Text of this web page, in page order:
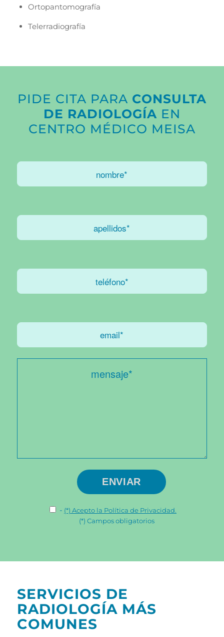
Ortopantomografía
Telerradiografía
PIDE CITA PARA CONSULTA
DE RADIOLOGÍAEN
CENTRO MÉDICO MEISA
- (*) Acepto la Política de Privacidad.
(*) Campos obligatorios
SERVICIOS DE
RADIOLOGÍA MÁS
COMUNES